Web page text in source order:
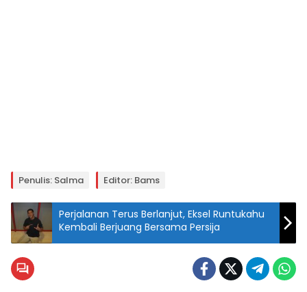
Penulis: Salma Editor: Bams
Perjalanan Terus Berlanjut, Eksel Runtukahu
Kembali Berjuang Bersama Persija